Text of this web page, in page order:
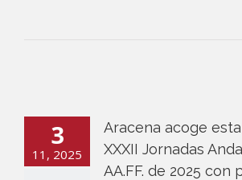
3
11, 2025
Aracena acoge
XXXII Jornadas
AA.FF. de 2025 con